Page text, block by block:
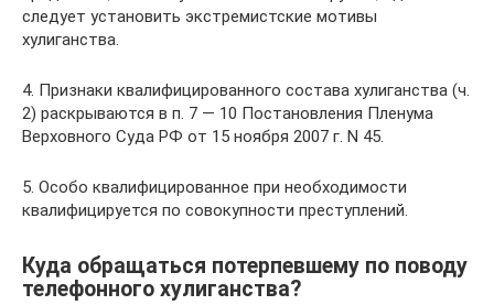
следует установить экстремистские мотивы
хулиганства.
4. Признаки квалифицированного состава хулиганства (ч.
2) раскрываются в п. 7 — 10 Постановления Пленума
Верховного Суда РФ от 15 ноября 2007 г. N 45.
5. Особо квалифицированное при необходимости
квалифицируется по совокупности преступлений.
Куда обращаться потерпевшему по поводу
телефонного хулиганства?